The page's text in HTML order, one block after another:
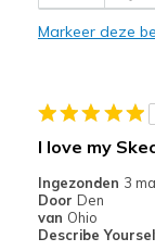
Minpunten
Wear Out Quickly
Width
Sizing
Markeer deze
I love my
Ingezonden 3
Door Den
van Ohio
Describe